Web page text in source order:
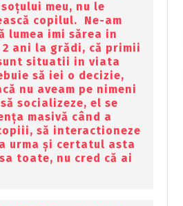
meu, nu le
copilul. Ne-am
lumea imi sărea in
ani la grădi, că primii
situatii in viata
să iei o decizie,
nu aveam pe nimeni
socializeze, el se
masivă când a
să interactioneze
urma și certatul asta
toate, nu cred că ai